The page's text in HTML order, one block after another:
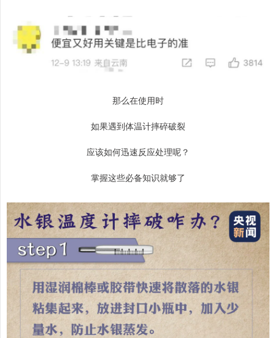
那么在使用时
如果遇到体温计摔碎破裂
应该如何迅速反应处理呢？
掌握这些必备知识就够了